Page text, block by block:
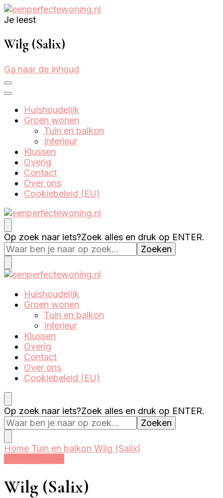
Je leest
Wilg (Salix)
Ga naar de inhoud
Huishoudelijk
Groen wonen
Tuin en balkon
Interieur
Klussen
Overig
Contact
Over ons
Cookiebeleid (EU)
Eenperfectewoning.nl
We brengen jouw droomhuis tot leven
Op zoek naar iets?Zoek alles en druk op ENTER.
Eenperfectewoning.nl
We brengen jouw droomhuis tot leven
Huishoudelijk
Groen wonen
Tuin en balkon
Interieur
Klussen
Overig
Contact
Over ons
Cookiebeleid (EU)
Op zoek naar iets?Zoek alles en druk op ENTER.
Home Tuin en balkon Wilg (Salix)
Wilg (Salix)